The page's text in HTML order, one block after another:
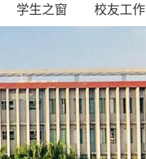
学生之窗 校友工作